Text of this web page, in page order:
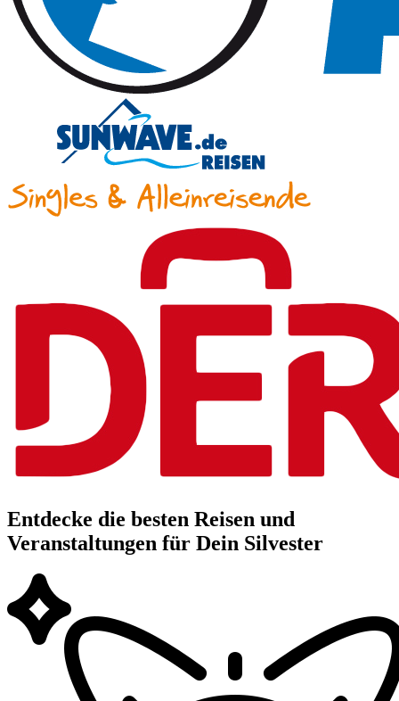
Entdecke die besten Reisen und
Veranstaltungen für Dein Silvester